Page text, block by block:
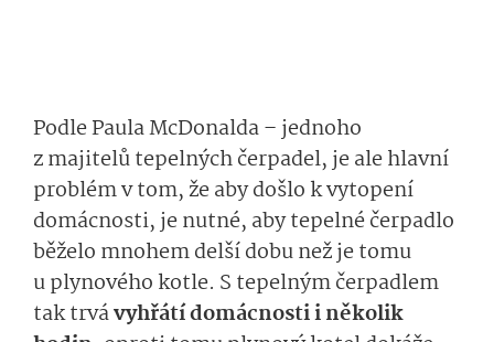
Podle Paula McDonalda – jednoho
z majitelů tepelných čerpadel, je ale hlavní
problém v tom, že aby došlo k vytopení
domácnosti, je nutné, aby tepelné čerpadlo
běželo mnohem delší dobu než je tomu
u plynového kotle. S tepelným čerpadlem
tak trvávyhřátí domácnosti i několik